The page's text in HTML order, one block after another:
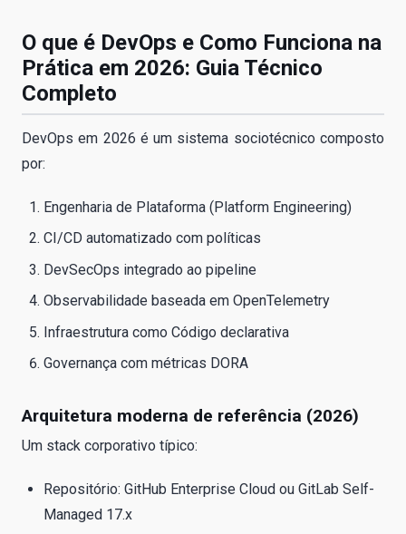
O que é DevOps e Como Funciona na
Prática em 2026: Guia Técnico
Completo
DevOps em 2026 é um sistema sociotécnico composto
por:
Engenharia de Plataforma (Platform Engineering)
CI/CD automatizado com políticas
DevSecOps integrado ao pipeline
Observabilidade baseada em OpenTelemetry
Infraestrutura como Código declarativa
Governança com métricas DORA
Arquitetura moderna de referência (2026)
Um stack corporativo típico:
Repositório: GitHub Enterprise Cloud ou GitLab Self-
Managed 17.x